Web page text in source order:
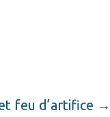
feu d’artifice →